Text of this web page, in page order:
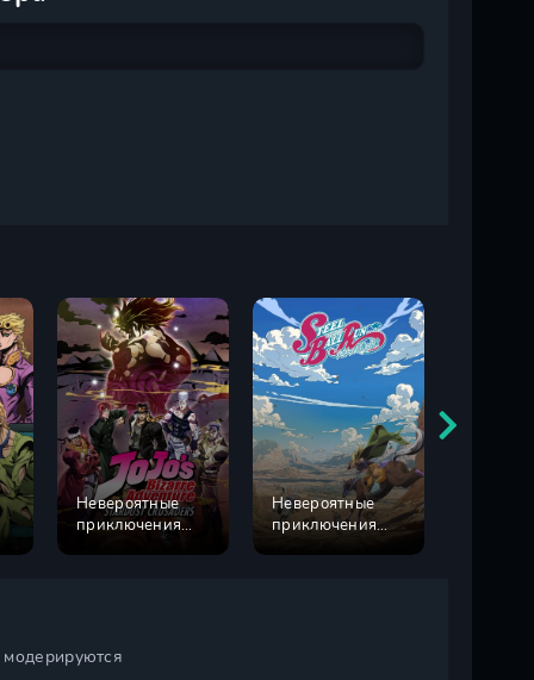
Невероятные
приключения
Невероятные
приключения